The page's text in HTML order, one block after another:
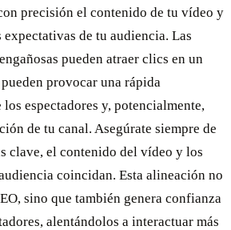
precisión el contenido de tu vídeo y
de tu audiencia. Las
pueden atraer clics en un
provocar una rápida
espectadores y, potencialmente,
de tu canal. Asegúrate siempre de
clave, el contenido del vídeo y los
coincidan. Esta alineación no
sino que también genera confianza
alentándolos a interactuar más